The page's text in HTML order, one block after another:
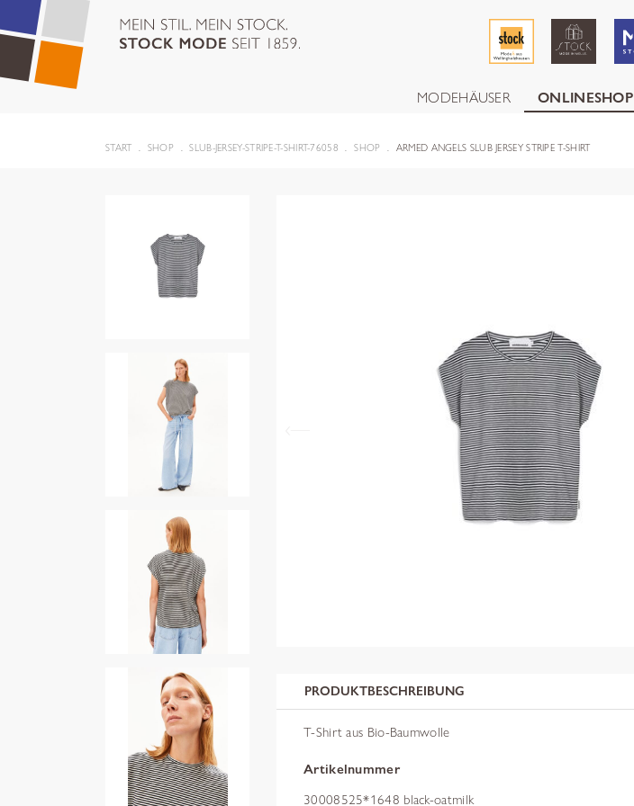
MODEHÄUSER ONLINESHOP
START SHOP SLUB-JERSEY-STRIPE-T-SHIRT-76058 SHOP ARMED ANGELS SLUB JERSEY STRIPE T-SHIRT
PRODUKTBESCHREIBUNG
T-Shirt aus Bio-Baumwolle
Artikelnummer
30008525*1648 black-oatmilk